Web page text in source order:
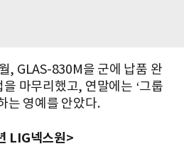
, GLAS-830M을 군에 납품 완
마무리했고, 연말에는 ‘그룹
는 영예를 안았다.
LIG넥스원>